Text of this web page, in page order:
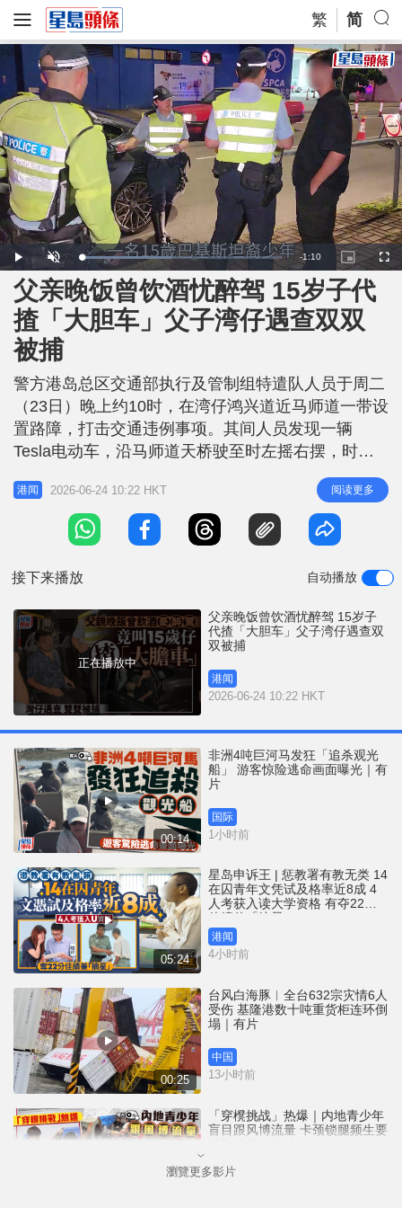
繁 简
P
l
a
y
U
n
m
u
t
e
L
o
a
d
e
d
:
4
5
R
m
n
n
-1:10
P
i
t
e
-
i
c
r
F
u
父亲晚饭曾饮酒忧醉驾 15岁子代
揸「大胆车」父子湾仔遇查双双
被捕
警方港岛总区交通部执行及管制组特遣队人员于周二
（23日）晚上约10时，在湾仔鸿兴道近马师道一带设
置路障，打击交通违例事项。其间人员发现一辆
Tesla电动车，沿马师道天桥驶至时左摇右摆，时快
时慢，形迹可疑，遂将车辆截停调查。警方发现司机
外貌相当年轻，其后证实他是一名15岁少年，他持香
港身份证的巴基斯坦裔的少年，为一名学生，于是将
他拘捕。 据了解，被捕少年当晚与父亲在湾仔区用
港闻 2026-06-24 10:22 HKT 阅读更多
接下来播放 自动播放
正在播放中
父亲晚饭曾饮酒忧醉驾 15岁子
代揸「大胆车」父子湾仔遇查双
双被捕
港闻
2026-06-24 10:22 HKT
00:14
非洲4吨巨河马发狂「追杀观光
船」 游客惊险逃命画面曝光｜有
片
国际
1小时前
05:24
星岛申诉王 | 惩教署有教无类 14
在囚青年文凭试及格率近8成 4
人考获入读大学资格 有夺22分
佳绩兼「摘星」
港闻
4小时前
00:25
台风白海豚︱全台632宗灾情6人
受伤 基隆港数十吨重货柜连环倒
塌｜有片
中国
13小时前
「穿櫈挑战」热爆｜内地青少年
盲目跟风博流量 卡颈锁腿频生要
中国
瀏覽更多影片